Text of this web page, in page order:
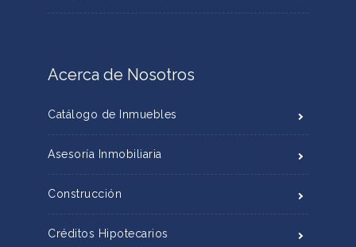
Acerca de Nosotros
Catálogo de Inmuebles
Asesoría Inmobiliaria
Construcción
Créditos Hipotecarios